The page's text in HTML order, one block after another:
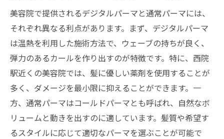
美容院で提供されるデジタルパーマと通常パーマには、
それぞれ異なる利点があります。まず、デジタルパーマ
は温熱を利用した施術方法で、ウェーブの持ちが良く、
弾力のあるカールを作り出すのが特徴です。特に、西院
駅近くの美容院では、髪に優しい薬剤を使用することが
多く、ダメージを最小限に抑えることができます。一
方、通常パーマはコールドパーマとも呼ばれ、自然なボ
リュームと動きを出すのに適しています。髪質や希望す
るスタイルに応じて適切なパーマを選ぶことが可能で